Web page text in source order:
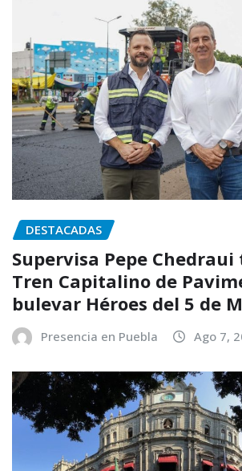
DESTACADAS
Supervisa Pepe
Tren Capitalino de
bulevar Héroes del 5 de
Presencia en Puebla Ago 7,